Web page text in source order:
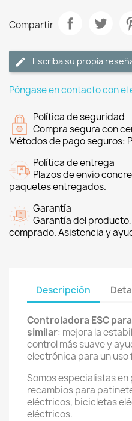
Compartir
Escriba su propia
Póngase en contacto con
Política de seguridad
Compra segura con
Métodos de pago seguros:
Política de entrega
Plazos de envío
paquetes entregados.
Garantía
Garantía del
comprado. Asistencia y
Descripción
Controladora ESC
similar: mejora la
control más suave y
electrónica para un uso
Somos especialistas
recambios para
eléctricos, bicicletas
eléctricos.